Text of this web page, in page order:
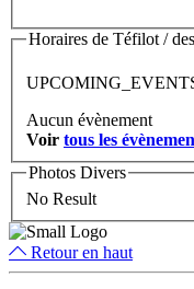
Horaires de Téfilot /
Aucun évènement
Voir tous les
Photos Divers
No Result
Retour en haut